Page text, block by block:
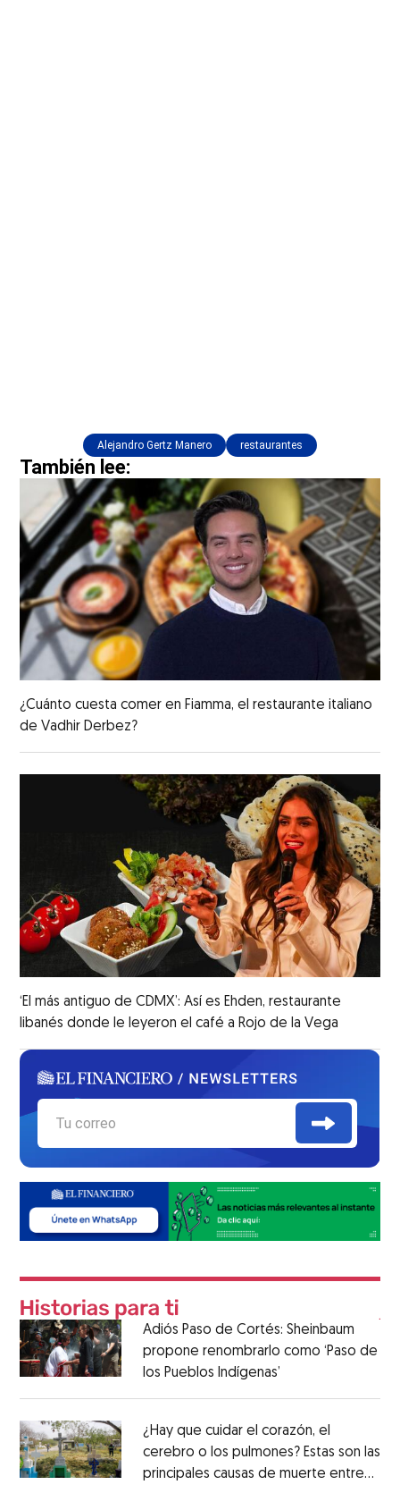
Alejandro Gertz Manero restaurantes
También lee:
¿Cuánto cuesta comer en Fiamma, el restaurante italiano
de Vadhir Derbez?
‘El más antiguo de CDMX’: Así es Ehden, restaurante
libanés donde le leyeron el café a Rojo de la Vega
Adiós Paso de Cortés: Sheinbaum
propone renombrarlo como ‘Paso de
los Pueblos Indígenas’
¿Hay que cuidar el corazón, el
cerebro o los pulmones? Estas son las
principales causas de muerte entre